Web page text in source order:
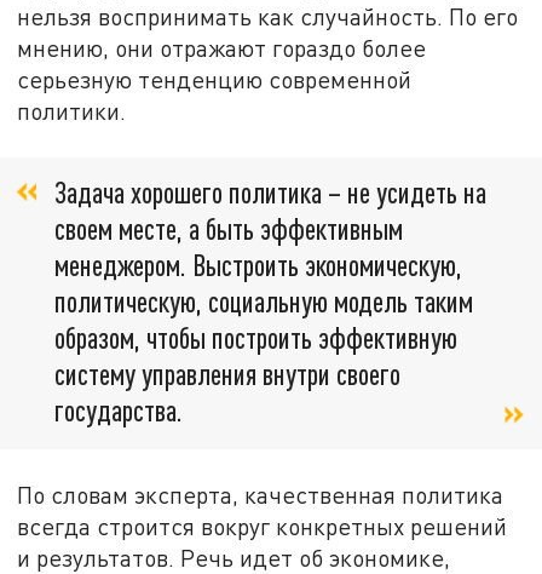
нельзя воспринимать как случайность. По его
мнению, они отражают гораздо более
серьезную тенденцию современной
политики.
Задача хорошего политика – не усидеть на
своем месте, а быть эффективным
менеджером. Выстроить экономическую,
политическую, социальную модель таким
образом, чтобы построить эффективную
систему управления внутри своего
государства.
По словам эксперта, качественная политика
всегда строится вокруг конкретных решений
и результатов. Речь идет об экономике,